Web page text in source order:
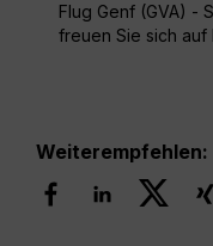
Flug Genf (GVA) -
freuen Sie sich auf
Weiterempfehlen: